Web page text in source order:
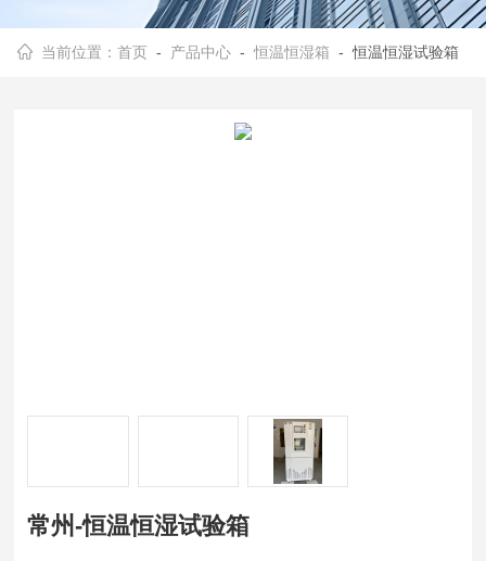
当前位置：首页 - 产品中心 -恒温恒湿箱 - 恒温恒湿试验箱
常州-恒温恒湿试验箱